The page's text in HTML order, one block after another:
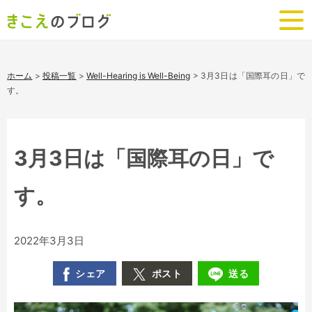
ホーム > 投稿一覧 >Well-Hearing is Well-Being > 3月3日は「国際耳の日」で
す。
3月3日は「国際耳の日」で
す。
2022年3月3日
シェア ポスト 送る